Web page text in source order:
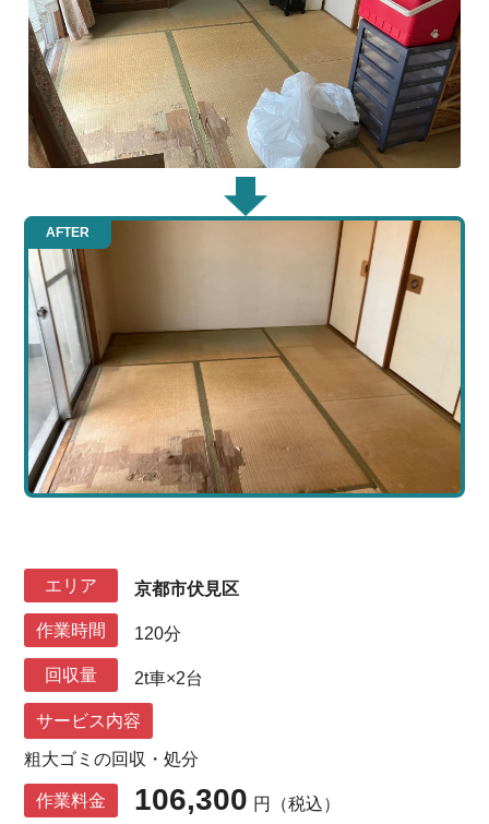
AFTER
エリア 京都市伏見区
作業時間 120分
回収量 2t車×2台
サービス内容
粗大ゴミの回収・処分
作業料金 106,300 円（税込）